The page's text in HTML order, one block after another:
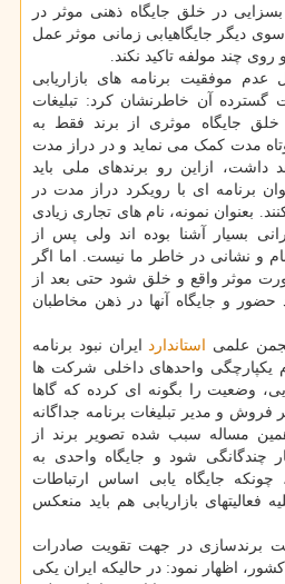
در خلق جایگاه ذهنی موثر در
دیگر جایگاهیابی زمانی موثر عمل
چند مولفه تاکید نکند.
عدم موفقیت برنامه های بازاریابی
گسترده آن خاطرنشان کرد: تبلیغات
خلق جایگاه موثری از برند فقط به
مدت کمک می نماید و در دراز مدت
داشت، ازاین رو برندهای ملی باید
برنامه ای با رویکرد دراز مدت در
بعنوان نمونه، نام های تجاری زیادی
بسیار آشنا بوده اند ولی پس از
و نشانی در خاطر ما نیست. اما اگر
موثر واقع و خلق شود حتی بعد از
حضور و جایگاه آنها در ذهن مخاطبان
علمی
استانداردایران نبود برنامه
یکپارچگی واحدهای داخلی شرکت ها
وضعیت را بگونه ای کرده که گاها
و مدیر تبلیغات برنامه جداگانه
مساله سبب شده تصویر برند از
چندگانگی شود و جایگاه واحدی به
چونکه جایگاه یابی اساس ارتباطات
فعالیتهای بازاریابی هم باید منعکس
برندسازی در جهت تقویت صادرات
اظهار نمود: در حالیکه ایران یکی